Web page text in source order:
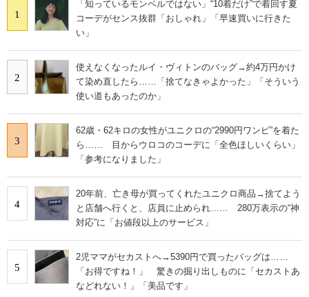
1
「知っているモンベルではない」“10着だけ”で着回す夏
コーデがセンス抜群「おしゃれ」「早速買いに行きた
い」
2
使えなくなったルイ・ヴィトンのバッグ→約4万円かけ
て染め直したら……「捨てなきゃよかった」「そういう
使い道もあったのか」
3
62歳・62キロの女性がユニクロの“2990円ワンピ”を着た
ら…… 目からウロコのコーデに「全色ほしいくらい」
「参考になりました」
4
20年前、亡き母が買ってくれたユニクロ商品→捨てよう
と店舗へ行くと、店員に止められ…… 280万表示の“神
対応”に「お値段以上のサービス」
5
2児ママがセカストへ→5390円で買ったバッグは……
「お得ですね！」 驚きの掘り出しものに「セカストあ
などれない！」「美品です」